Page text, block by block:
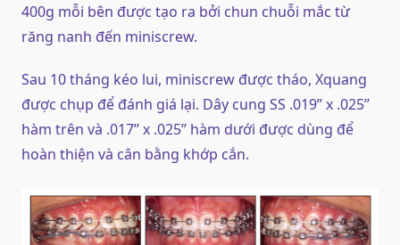
400g mỗi bên được tạo ra bởi chun chuỗi mắc từ
răng nanh đến miniscrew.
Sau 10 tháng kéo lui, miniscrew được tháo, Xquang
được chụp để đánh giá lại. Dây cung SS .019’’ x .025’’
hàm trên và .017’’ x .025’’ hàm dưới được dùng để
hoàn thiện và cân bằng khớp cắn.